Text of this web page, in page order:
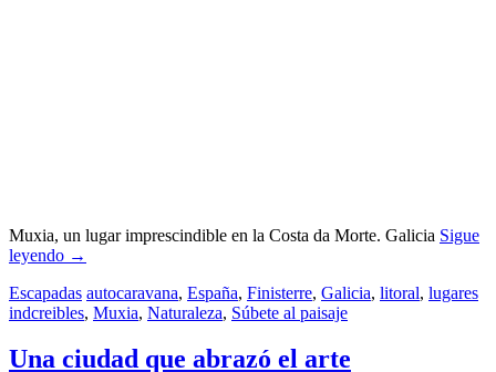
Muxia, un lugar imprescindible en la Costa da Morte. Galicia Sigue
leyendo →
Escapadas autocaravana, España, Finisterre, Galicia, litoral, lugares
indcreibles, Muxia, Naturaleza, Súbete al paisaje
Una ciudad que abrazó el arte